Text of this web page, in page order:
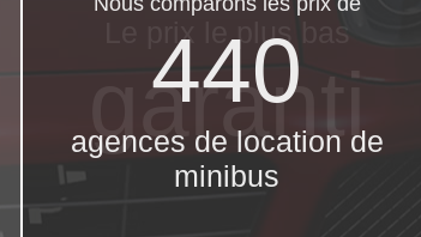
440
agences de location de
minibus
Le prix le​ plus bas
garanti